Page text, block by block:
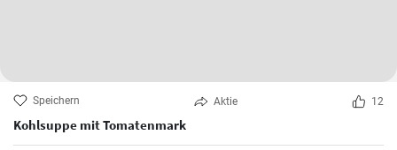
Speichern Aktie 12
Kohlsuppe mit Tomatenmark